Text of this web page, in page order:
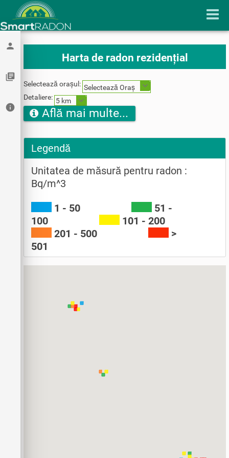
person
library_books
info
Harta de radon rezidențial
Selectează orașul: Selectează Oraș
Detaliere: 5 km
Află mai multe...
Legendă
Unitatea de măsură pentru radon :
Bq/m^3
1 - 50
51 -
100
101 - 200
201 - 500
>
501